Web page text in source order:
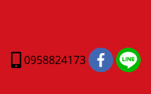
0958824173